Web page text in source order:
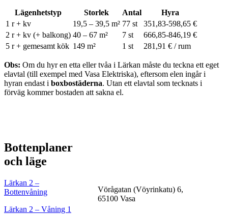
Lägenhetstyp Storlek Antal
Hyra
1 r + kv
19,5 – 39,5 m² 77 st
351,83-598,65 €
2 r + kv (+ balkong) 40 – 67 m² 7 st
666,85-846,19 €
5 r + gemesamt kök 149 m² 1 st 281,91 € / rum
Obs: Om du hyr en etta eller tvåa i Lärkan måste du teckna ett eget
elavtal (till exempel med Vasa Elektriska), eftersom elen ingår i
hyran endast i boxbostäderna. Utan ett elavtal som tecknats i
förväg kommer bostaden att sakna el.
Bottenplaner
och läge
Lärkan 2 –
Bottenvåning
Lärkan 2 – Våning 1
Vörågatan (Vöyrinkatu) 6,
65100 Vasa